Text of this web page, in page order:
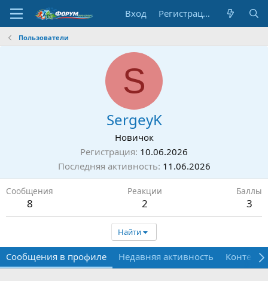
Вход Регистрация
Пользователи
S
SergeyK
Новичок
Регистрация 10.06.2026
Последняя активность 11.06.2026
Сообщения
8
Реакции
2
Баллы
3
Найти
Сообщения в профиле Недавняя активность Контент